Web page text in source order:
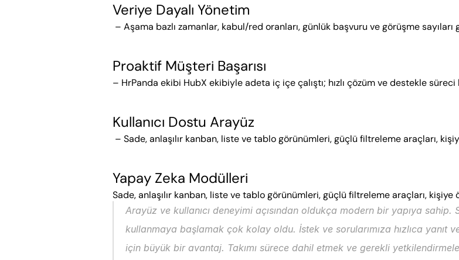
Veriye Dayalı Yönetim
– Aşama bazlı zamanlar, kabul/red oranları, günlük başvuru ve görüşme sayıları
Proaktif Müşteri Başarısı
– HrPanda ekibi HubX ekibiyle adeta iç içe çalıştı; hızlı çözüm ve destekle süreci
Kullanıcı Dostu Arayüz
– Sade, anlaşılır kanban, liste ve tablo görünümleri, güçlü filtreleme araçları,
Yapay Zeka Modülleri
Sade, anlaşılır kanban, liste ve tablo görünümleri, güçlü filtreleme araçları, kişiye
Arayüz ve kullanıcı deneyimi açısından oldukça modern bir yapıya sahip.
kullanmaya başlamak çok kolay oldu. İstek ve sorularımıza hızlıca yanıt
için büyük bir avantaj. Takımı sürece dahil etmek ve gerekli